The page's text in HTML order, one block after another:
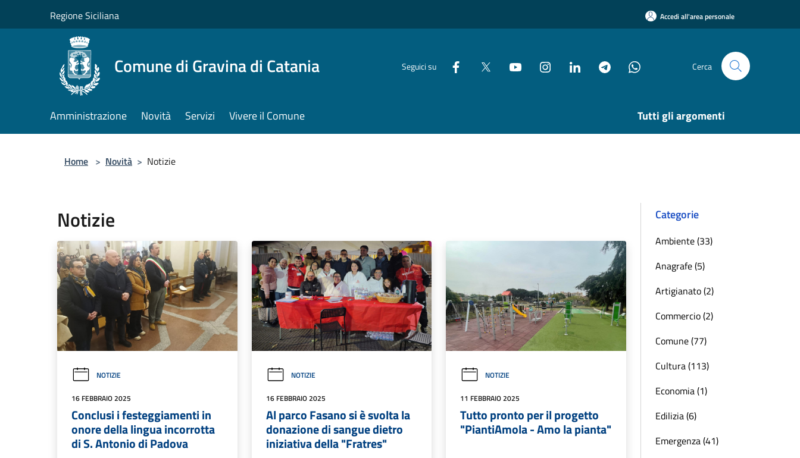
Regione Siciliana Accedi all'area personale
Comune di Gravina di Catania Seguici su Cerca
Amministrazione Novità Servizi Vivere il Comune Tutti gli argomenti
Home > Novità > Notizie
Notizie
NOTIZIE
16 FEBBRAIO 2025
Conclusi i festeggiamenti in
onore della lingua incorrotta
di S. Antonio di Padova
NOTIZIE
16 FEBBRAIO 2025
Al parco Fasano si è svolta la
donazione di sangue dietro
iniziativa della "Fratres"
NOTIZIE
11 FEBBRAIO 2025
Tutto pronto per il progetto
"PiantiAmola - Amo la pianta"
Categorie
Ambiente (33)
Anagrafe (5)
Artigianato (2)
Commercio (2)
Comune (77)
Cultura (113)
Economia (1)
Edilizia (6)
Emergenza (41)